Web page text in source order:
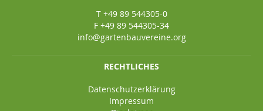
T +49 89 544305-0
F +49 89 544305-34
info@gartenbauvereine.org
RECHTLICHES
Datenschutzerklärung
Impressum